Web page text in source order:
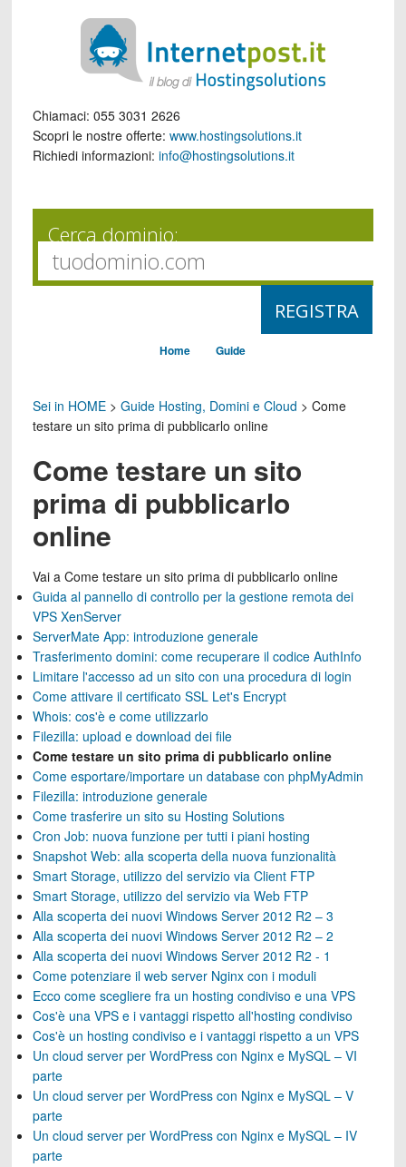
Chiamaci: 055 3031 2626
Scopri le nostre offerte: www.hostingsolutions.it
Richiedi informazioni: info@hostingsolutions.it
Cerca dominio:
Home Guide
Sei in HOME> Guide Hosting, Domini e Cloud > Come
testare un sito prima di pubblicarlo online
Come testare un sito
prima di pubblicarlo
online
Vai a Come testare un sito prima di pubblicarlo online
Guida al pannello di controllo per la gestione remota dei
VPS XenServer
ServerMate App: introduzione generale
Trasferimento domini: come recuperare il codice AuthInfo
Limitare l'accesso ad un sito con una procedura di login
Come attivare il certificato SSL Let's Encrypt
Whois: cos'è e come utilizzarlo
Filezilla: upload e download dei file
Come testare un sito prima di pubblicarlo online
Come esportare/importare un database con phpMyAdmin
Filezilla: introduzione generale
Come trasferire un sito su Hosting Solutions
Cron Job: nuova funzione per tutti i piani hosting
Snapshot Web: alla scoperta della nuova funzionalità
Smart Storage, utilizzo del servizio via Client FTP
Smart Storage, utilizzo del servizio via Web FTP
Alla scoperta dei nuovi Windows Server 2012 R2 – 3
Alla scoperta dei nuovi Windows Server 2012 R2 – 2
Alla scoperta dei nuovi Windows Server 2012 R2 - 1
Come potenziare il web server Nginx con i moduli
Ecco come scegliere fra un hosting condiviso e una VPS
Cos'è una VPS e i vantaggi rispetto all'hosting condiviso
Cos'è un hosting condiviso e i vantaggi rispetto a un VPS
Un cloud server per WordPress con Nginx e MySQL – VI
parte
Un cloud server per WordPress con Nginx e MySQL – V
parte
Un cloud server per WordPress con Nginx e MySQL – IV
parte